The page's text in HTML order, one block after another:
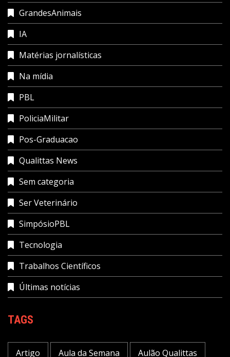
GrandesAnimais
IA
Matérias jornalísticas
Na mídia
PBL
PoliciaMilitar
Pos-Graduacao
Qualittas News
Sem categoria
Ser Veterinário
SimpósioPBL
Tecnologia
Trabalhos Científicos
Últimas notícias
TAGS
Artigo Aula da Semana Aulão Qualittas